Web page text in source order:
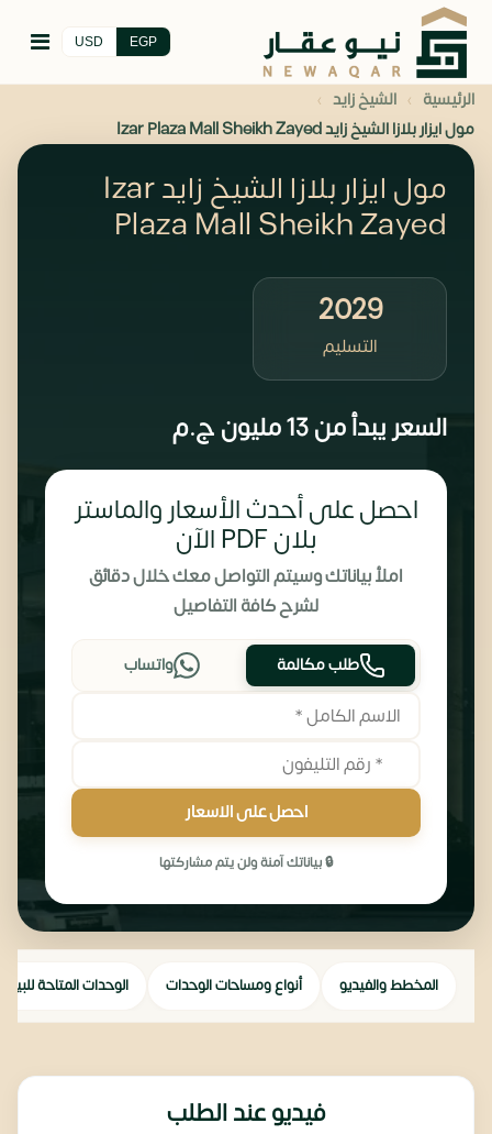
EGP
USD
الرئيسية › الشيخ زايد ›
مول ايزار بلازا الشيخ زايد Izar Plaza Mall Sheikh Zayed
مول ايزار بلازا الشيخ زايد Izar
Plaza Mall Sheikh Zayed
2029
التسليم
السعر يبدأ من13 مليون ج.م
احصل على أحدث الأسعار والماستر
بلان PDF الآن
املأ بياناتك وسيتم التواصل معك خلال دقائق
لشرح كافة التفاصيل
طلب مكالمة واتساب
احصل على الاسعار
🔒 بياناتك آمنة ولن يتم مشاركتها
المخطط والفيديو أنواع ومساحات الوحدات الوحدات المتاحة للبيع
فيديو عند الطلب